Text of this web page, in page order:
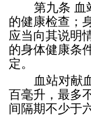
第九条 血
的健康检查；
应当向其说明
的身体健康条
定。
血站对献
百毫升，最多
间隔期不少于